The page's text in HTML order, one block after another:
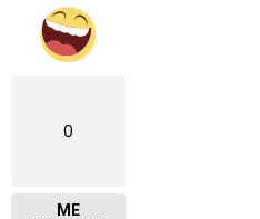
0
ME